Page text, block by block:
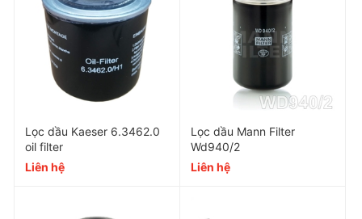
Thông số kỹ thuật của Lọc dầu
máy nén khí Mann Filter W962
Lọc dầu Kaeser 6.3462.0
oil filter
Liên hệ
Lọc dầu Mann Filter
Wd940/2
Liên hệ